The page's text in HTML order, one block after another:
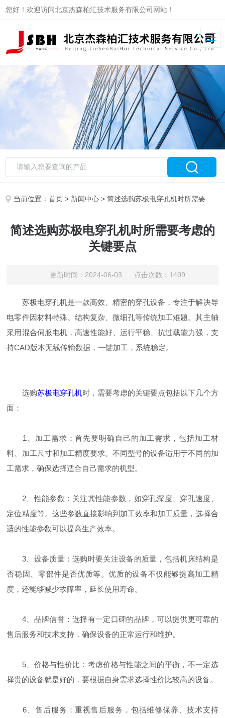
您好！欢迎访问北京杰森柏汇技术服务有限公司网站！
当前位置：首页 > 新闻中心 > 简述选购苏极电穿孔机时所需要考虑的关键要点
简述选购苏极电穿孔机时所需要考虑的
关键要点
更新时间：2024-06-03 点击次数：1409
苏极电穿孔机是一款高效、精密的穿孔设备，专注于解决导
电零件因材料特殊、结构复杂、微细孔等传统加工难题。其主轴
采用混合伺服电机，高速性能好、运行平稳、抗过载能力强，支
持CAD版本无线传输数据，一键加工，系统稳定。
选购苏极电穿孔机时，需要考虑的关键要点包括以下几个方
面：
1、加工需求：首先要明确自己的加工需求，包括加工材
料、加工尺寸和加工精度要求。不同型号的设备适用于不同的加
工需求，确保选择适合自己需求的机型。
2、性能参数：关注其性能参数，如穿孔深度、穿孔速度、
定位精度等。这些参数直接影响到加工效率和加工质量，选择合
适的性能参数可以提高生产效率。
3、设备质量：选购时要关注设备的质量，包括机床结构是
否稳固、零部件是否优质等。优质的设备不仅能够提高加工精
度，还能够减少故障率，延长使用寿命。
4、品牌信誉：选择有一定口碑的品牌，可以提供更可靠的
售后服务和技术支持，确保设备的正常运行和维护。
5、价格与性价比：考虑价格与性能之间的平衡，不一定选
择贵的设备就是好的，要根据自身需求选择性价比较高的设备。
6、售后服务：重视售后服务，包括维修保养、技术支持